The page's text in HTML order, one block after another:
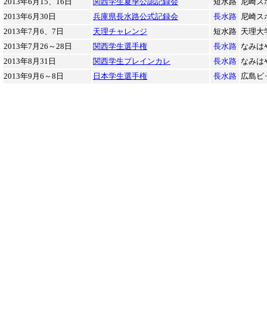
2013年6月30日
兵庫県長水路公式記録会 長水路 尼崎ス
2013年7月6、7日
天理チャレンジ 短水路 天理大
2013年7月26～28日
関西学生選手権 長水路 なみは
2013年8月31日
関西学生プレインカレ 長水路 なみは
2013年9月6～8日
日本学生選手権 長水路 広島ビ